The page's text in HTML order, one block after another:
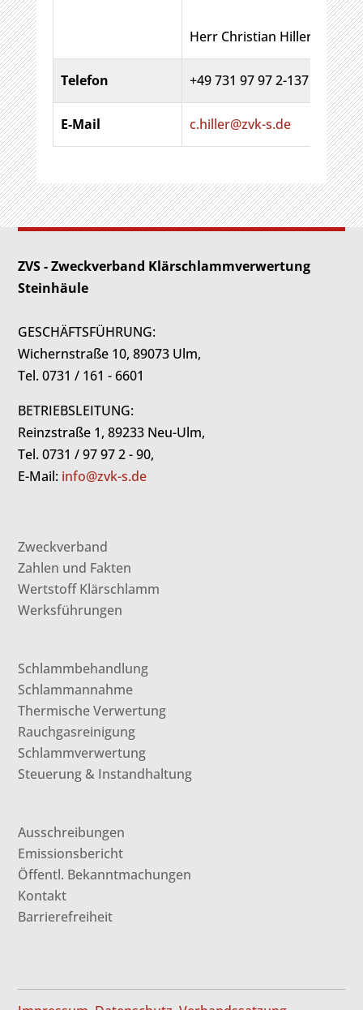
Herr Christian Hiller
Telefon +49 731 97 97 2-137
E-Mail c.hiller@zvk-s.de
ZVS - Zweckverband Klärschlammverwertung
Steinhäule
GESCHÄFTSFÜHRUNG:
Wichernstraße 10, 89073 Ulm,
Tel. 0731 / 161 - 6601
BETRIEBSLEITUNG:
Reinzstraße 1, 89233 Neu-Ulm,
Tel. 0731 / 97 97 2 - 90,
E-Mail: info@zvk-s.de
Zweckverband
Zahlen und Fakten
Wertstoff Klärschlamm
Werksführungen
Schlammbehandlung
Schlammannahme
Thermische Verwertung
Rauchgasreinigung
Schlammverwertung
Steuerung & Instandhaltung
Ausschreibungen
Emissionsbericht
Öffentl. Bekanntmachungen
Kontakt
Barrierefreiheit